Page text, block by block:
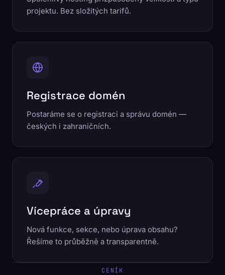
projektu. Bez složitých tarifů.
Registrace domén
Postaráme se o registraci a správu domén —
českých i zahraničních.
Vícepráce a úpravy
Nová funkce, sekce, nebo úprava obsahu?
Řešíme to průběžně a transparentně.
CENÍK